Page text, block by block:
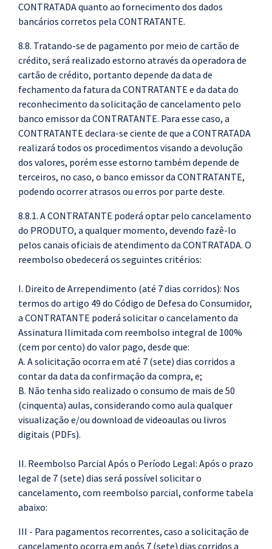
CONTRATADA quanto ao fornecimento dos dados
bancários corretos pela CONTRATANTE.
8.8. Tratando-se de pagamento por meio de cartão de
crédito, será realizado estorno através da operadora de
cartão de crédito, portanto depende da data de
fechamento da fatura da CONTRATANTE e da data do
reconhecimento da solicitação de cancelamento pelo
banco emissor da CONTRATANTE. Para esse caso, a
CONTRATANTE declara-se ciente de que a CONTRATADA
realizará todos os procedimentos visando a devolução
dos valores, porém esse estorno também depende de
terceiros, no caso, o banco emissor da CONTRATANTE,
podendo ocorrer atrasos ou erros por parte deste.
8.8.1. A CONTRATANTE poderá optar pelo cancelamento
do PRODUTO, a qualquer momento, devendo fazê-lo
pelos canais oficiais de atendimento da CONTRATADA. O
reembolso obedecerá os seguintes critérios:
I. Direito de Arrependimento (até 7 dias corridos): Nos
termos do artigo 49 do Código de Defesa do Consumidor,
a CONTRATANTE poderá solicitar o cancelamento da
Assinatura Ilimitada com reembolso integral de 100%
(cem por cento) do valor pago, desde que:
A. A solicitação ocorra em até 7 (sete) dias corridos a
contar da data da confirmação da compra, e;
B. Não tenha sido realizado o consumo de mais de 50
(cinquenta) aulas, considerando como aula qualquer
visualização e/ou download de videoaulas ou livros
digitais (PDFs).
II. Reembolso Parcial Após o Período Legal: Após o prazo
legal de 7 (sete) dias será possível solicitar o
cancelamento, com reembolso parcial, conforme tabela
abaixo:
III - Para pagamentos recorrentes, caso a solicitação de
cancelamento ocorra em após 7 (sete) dias corridos a